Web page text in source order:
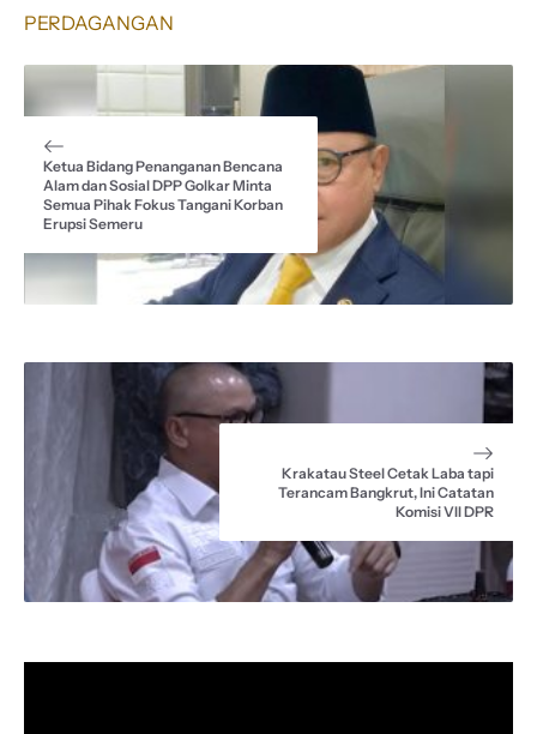
b
o
k
s
A
p
g
r
m
d
PERDAGANGAN
Ketua Bidang Penanganan Bencana
Alam dan Sosial DPP Golkar Minta
Semua Pihak Fokus Tangani Korban
Erupsi Semeru
Krakatau Steel Cetak Laba tapi
Terancam Bangkrut, Ini Catatan
Komisi VII DPR